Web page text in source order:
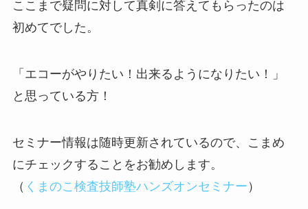
ここまで疑問に対して真剣に答えてもらったのは
初めてでした。
「エコーがやりたい！出来るようになりたい！」
と思っている方！
セミナー情報は随時更新されているので、こまめ
にチェックすることをお勧めします。
（ くまのこ検査技師塾ハンズオンセミナー ）